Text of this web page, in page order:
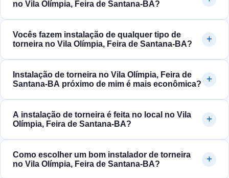
no Vila Olímpia, Feira de Santana‑BA?
Vocês fazem instalação de qualquer tipo de
torneira no Vila Olímpia, Feira de Santana‑BA?
Instalação de torneira no Vila Olímpia, Feira de
Santana‑BA próximo de mim é mais econômica?
A instalação de torneira é feita no local no Vila
Olímpia, Feira de Santana‑BA?
Como escolher um bom instalador de torneira
no Vila Olímpia, Feira de Santana‑BA?